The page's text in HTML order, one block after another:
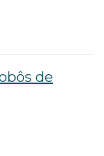
de